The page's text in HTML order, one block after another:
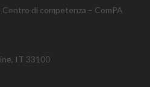
Centro di competenza – ComPA
IT 33100